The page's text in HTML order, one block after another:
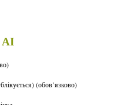
АІ
(обов’язково)